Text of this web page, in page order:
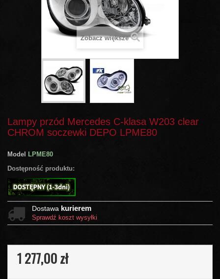
Zobacz większe
Lampy przód Mercedes C-klasa W203 clear
CHROM soczewki DEPO LPME80
Model
LPME80
Dostępność produktu:
Dostawa kurierem
Sprawdź koszt wysyłki
1 277,00 zł